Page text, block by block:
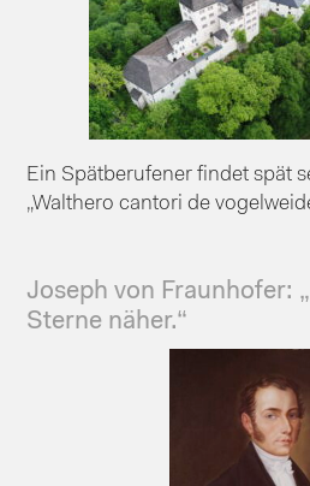
Ein Spätberufener findet spät
„Walthero cantori de
Joseph von Fraunhofer:
Sterne näher.“